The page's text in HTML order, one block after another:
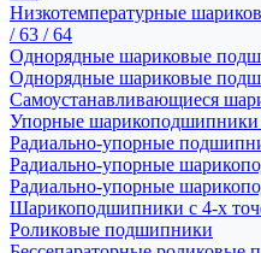
Низкотемпературные
/ 63 / 64
Однорядные шариковые
Однорядные шариковые
Самоустанавливающиеся
Упорные шарикоподшипники
Радиально-упорные
Радиально-упорные
Радиально-упорные
Шарикоподшипники с 4-х
Роликовые подшипники